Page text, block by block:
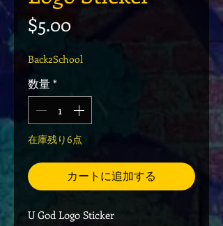
$5.00価格
Back2School
数量*
在庫残り6点
カートに追加する
U God Logo Sticker